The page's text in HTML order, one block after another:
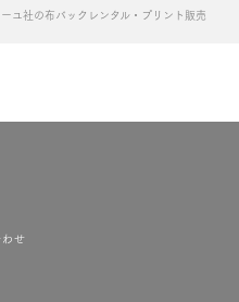
ユ社の布バックレンタル・プリント販売
せ